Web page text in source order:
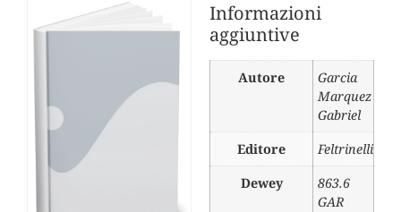
Informazioni
aggiuntive
Autore
Garcia
Marquez
Gabriel
Editore
Feltrinelli
Dewey
863.6
GAR